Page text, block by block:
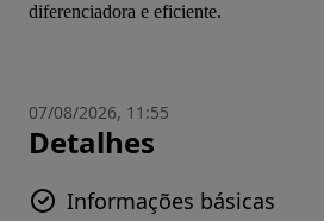
diferenciadora e eficiente.
07/08/2026, 11:55
Detalhes
Informações básicas